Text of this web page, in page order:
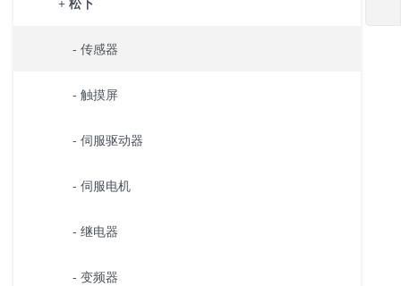
- 传感器
- 触摸屏
- 伺服驱动器
- 伺服电机
- 继电器
- 变频器